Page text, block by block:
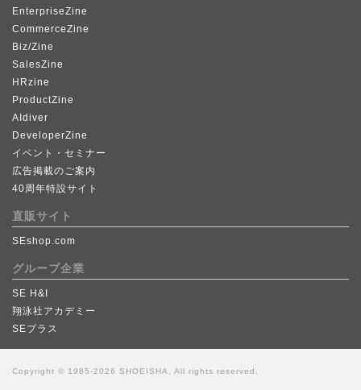
EnterpriseZine
CommerceZine
Biz/Zine
SalesZine
HRzine
ProductZine
AIdiver
DeveloperZine
イベント・セミナー
広告掲載のご案内
40周年特設サイト
直販サイト
SEshop.com
グループ企業
SE H&I
翔泳社アカデミー
SEプラス
Copyright © 1985-2026 SHOEISHA, All rights reserved.